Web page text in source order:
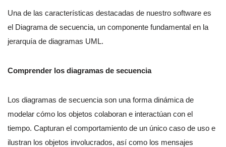
Una de las características destacadas de nuestro software es
el Diagrama de secuencia, un componente fundamental en la
jerarquía de diagramas UML.
Comprender los diagramas de secuencia
Los diagramas de secuencia son una forma dinámica de
modelar cómo los objetos colaboran e interactúan con el
tiempo. Capturan el comportamiento de un único caso de uso e
ilustran los objetos involucrados, así como los mensajes